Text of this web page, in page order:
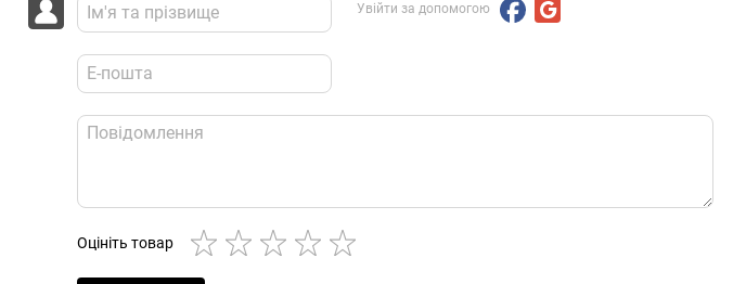
Увійти за допомогою
Оцініть товар